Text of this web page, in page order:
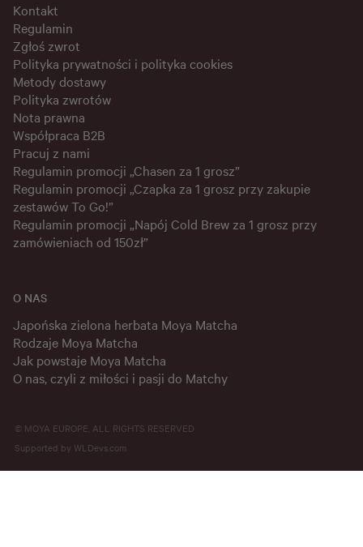
Kontakt
Regulamin
Zgłoś zwrot
Polityka prywatności i polityka cookies
Metody dostawy
Polityka zwrotów
Nota prawna
Współpraca B2B
Pracuj z nami
Regulamin promocji „Chasen za 1 grosz”
Regulamin promocji „Czapka za 1 grosz przy zakupie
zestawów To Go!”
Regulamin promocji „Napój Cold Brew za 1 grosz przy
zamówieniach od 150zł”
O NAS
Japońska zielona herbata Moya Matcha
Rodzaje Moya Matcha
Jak powstaje Moya Matcha
O nas, czyli z miłości i pasji do Matchy
© MOYA EUROPE, ALL RIGHTS RESERVED
Supported by WLDevs.com